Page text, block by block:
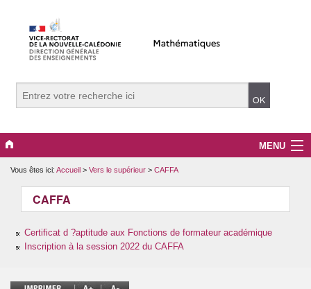
MENU
Evènements
Collège
Lycée
Vous êtes ici: Accueil > Vers le supérieur > CAFFA
CAFFA
Certificat d ?aptitude aux Fonctions de formateur académique
Inscription à la session 2022 du CAFFA